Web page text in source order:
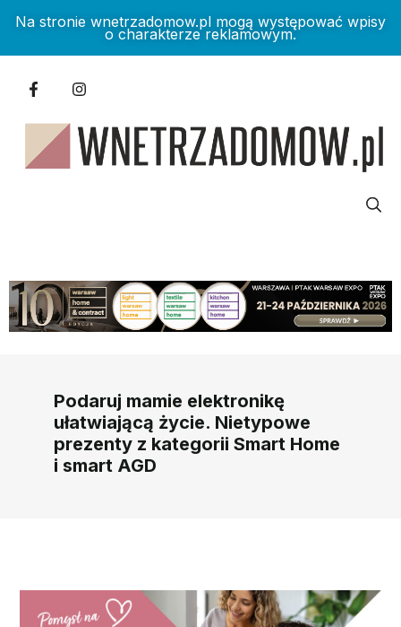
Na stronie wnetrzadomow.pl mogą występować wpisy
o charakterze reklamowym.
Podaruj mamie elektronikę
ułatwiającą życie. Nietypowe
prezenty z kategorii Smart Home
i smart AGD